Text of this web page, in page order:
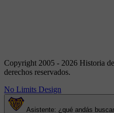
Copyright 2005 - 2026 Historia
derechos reservados.
No Limits Design
Asistente: ¿qué andás